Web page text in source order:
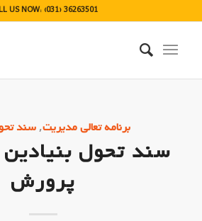
US NOW: (031) 36263501
برنامه تعالی مدیریت, سند
سند تحول
پرورش